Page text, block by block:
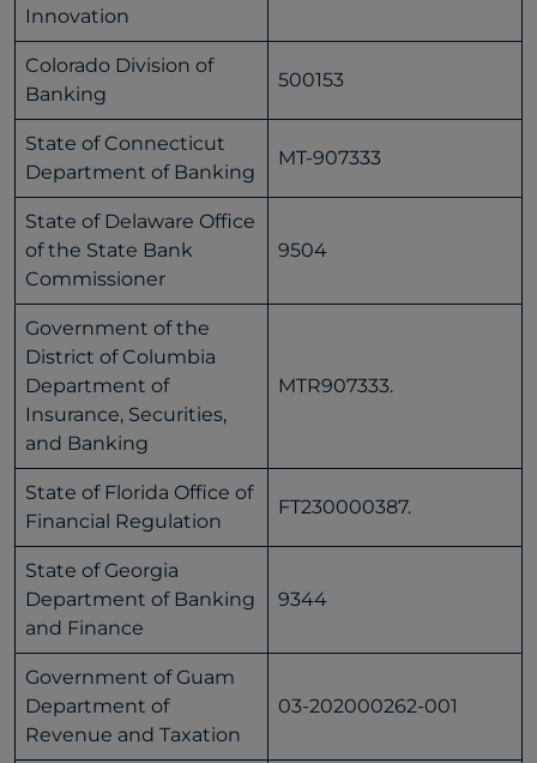
Innovation
Colorado Division of
Banking
500153
State of Connecticut
Department of Banking
MT-907333
State of Delaware Office
of the State Bank
Commissioner
9504
Government of the
District of Columbia
Department of
Insurance, Securities,
and Banking
MTR907333.
State of Florida Office of
Financial Regulation
FT230000387.
State of Georgia
Department of Banking
and Finance
9344
Government of Guam
Department of
Revenue and Taxation
03-202000262-001